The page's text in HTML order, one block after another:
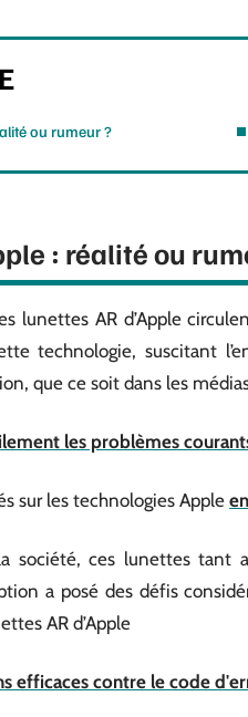
ou rumeur ?
: réalité ou
lunettes AR d’Apple
technologie, suscitant
que ce soit dans les
les problèmes
sur les technologies Apple
société, ces lunettes tant
a posé des défis
AR d’Apple
efficaces contre le code